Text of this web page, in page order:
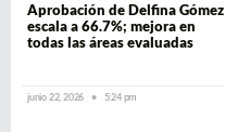
Aprobación de Delfina Gómez
escala a 66.7%; mejora en
todas las áreas evaluadas
junio 22, 2026 5:24 pm